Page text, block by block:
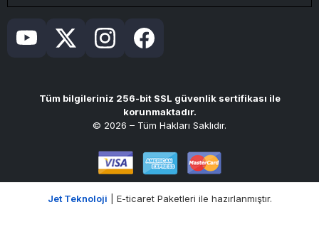
Tüm bilgileriniz 256-bit SSL güvenlik sertifikası ile
korunmaktadır.
© 2026 – Tüm Hakları Saklıdır.
Jet Teknoloji | E-ticaret Paketleri ile hazırlanmıştır.